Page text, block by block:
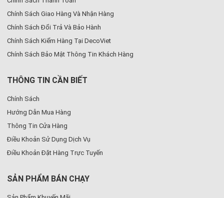
Chính Sách Giao Hàng Và Nhận Hàng
Chính Sách Đổi Trả Và Bảo Hành
Chính Sách Kiểm Hàng Tại DecoViet
Chính Sách Bảo Mật Thông Tin Khách Hàng
THÔNG TIN CẦN BIẾT
Chính Sách
Hướng Dẫn Mua Hàng
Thông Tin Cửa Hàng
Điều Khoản Sử Dụng Dịch Vụ
Điều Khoản Đặt Hàng Trực Tuyến
SẢN PHẨM BÁN CHẠY